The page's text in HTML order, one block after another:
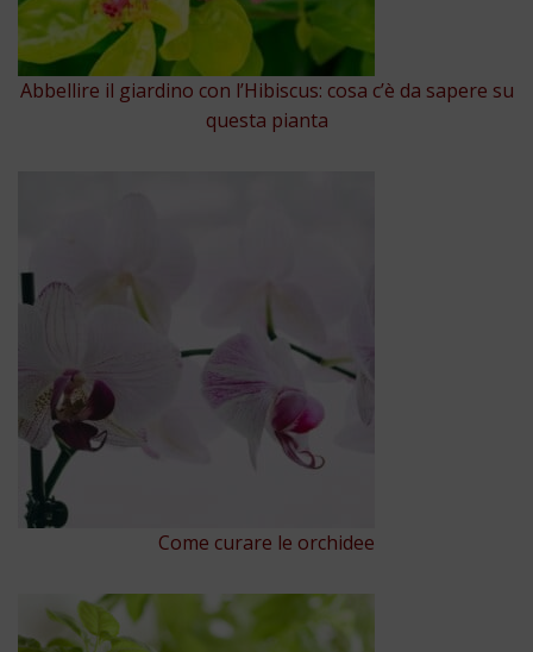
Abbellire il giardino con l’Hibiscus: cosa c’è da sapere su
questa pianta
Come curare le orchidee